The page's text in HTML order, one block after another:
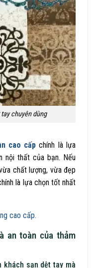
chuyên dùng
cao cấp chính là lựa
nội thất của bạn. Nếu
chất lượng, vừa đẹp
là lựa chọn tốt nhất
cao cấp.
an toàn của thảm
sạn dệt tay mà